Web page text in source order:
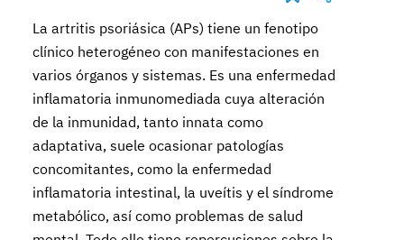
La artritis psoriásica (APs) tiene un fenotipo
clínico heterogéneo con manifestaciones en
varios órganos y sistemas. Es una enfermedad
inflamatoria inmunomediada cuya alteración
de la inmunidad, tanto innata como
adaptativa, suele ocasionar patologías
concomitantes, como la enfermedad
inflamatoria intestinal, la uveítis y el síndrome
metabólico, así como problemas de salud